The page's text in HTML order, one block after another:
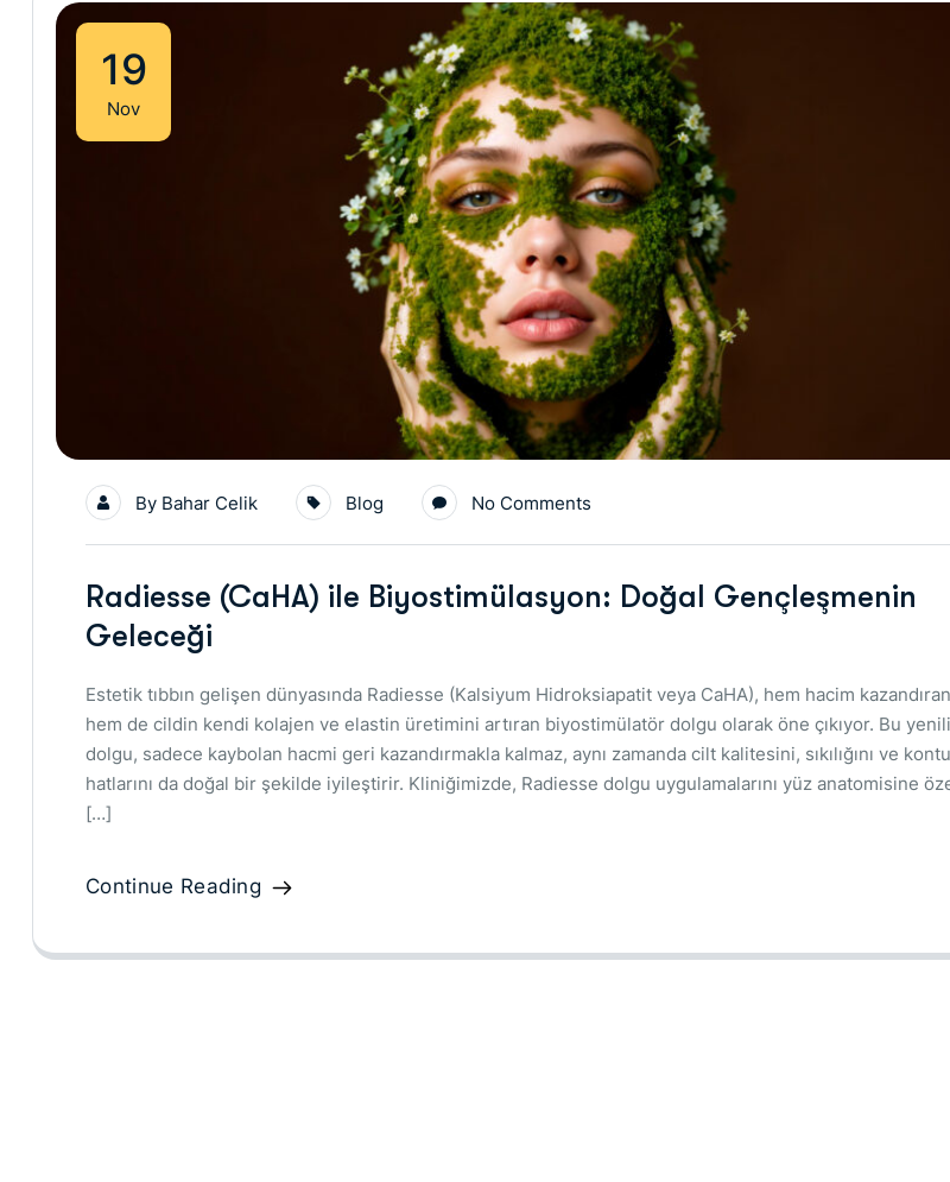
19
Nov
By Bahar Celik Blog No Comments
Radiesse (CaHA) ile Biyostimülasyon: Doğal Gençleşmenin
Geleceği
Estetik tıbbın gelişen dünyasında Radiesse (Kalsiyum Hidroksiapatit veya CaHA), hem hacim kazandıran
hem de cildin kendi kolajen ve elastin üretimini artıran biyostimülatör dolgu olarak öne çıkıyor. Bu
dolgu, sadece kaybolan hacmi geri kazandırmakla kalmaz, aynı zamanda cilt kalitesini, sıkılığını ve
hatlarını da doğal bir şekilde iyileştirir. Kliniğimizde, Radiesse dolgu uygulamalarını yüz anatomisine
[…]
Continue Reading